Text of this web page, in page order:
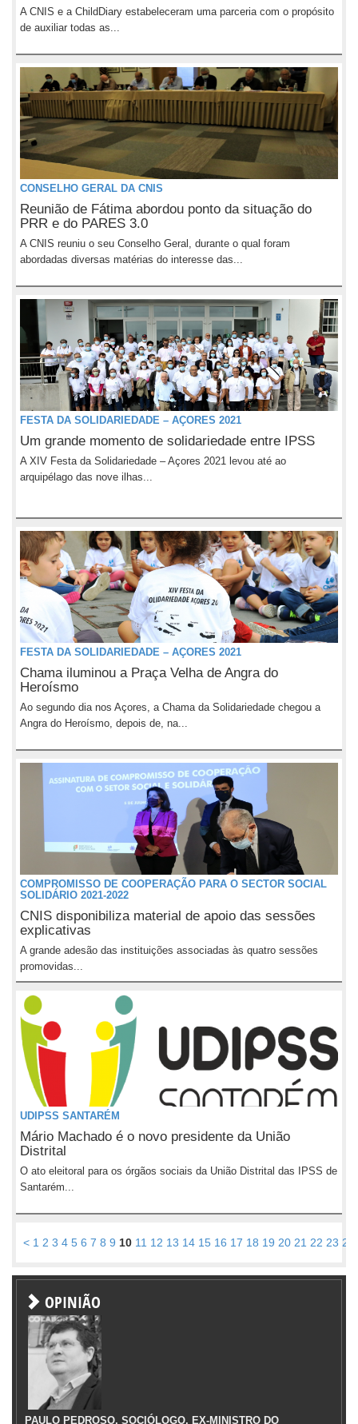
A CNIS e a ChildDiary estabeleceram uma parceria com o propósito
de auxiliar todas as...
CONSELHO GERAL DA CNIS
Reunião de Fátima abordou ponto da situação do
PRR e do PARES 3.0
A CNIS reuniu o seu Conselho Geral, durante o qual foram
abordadas diversas matérias do interesse das...
FESTA DA SOLIDARIEDADE – AÇORES 2021
Um grande momento de solidariedade entre IPSS
A XIV Festa da Solidariedade – Açores 2021 levou até ao
arquipélago das nove ilhas...
FESTA DA SOLIDARIEDADE – AÇORES 2021
Chama iluminou a Praça Velha de Angra do
Heroísmo
Ao segundo dia nos Açores, a Chama da Solidariedade chegou a
Angra do Heroísmo, depois de, na...
COMPROMISSO DE COOPERAÇÃO PARA O SECTOR SOCIAL
SOLIDÁRIO 2021-2022
CNIS disponibiliza material de apoio das sessões
explicativas
A grande adesão das instituições associadas às quatro sessões
promovidas...
UDIPSS SANTARÉM
Mário Machado é o novo presidente da União
Distrital
O ato eleitoral para os órgãos sociais da União Distrital das IPSS de
Santarém...
< 1 2 3 4 5 6 7 8 9 10 11 12 13 14 15 16 17 18 19 20 21 22 23 24
OPINIÃO
PAULO PEDROSO, SOCIÓLOGO, EX-MINISTRO DO